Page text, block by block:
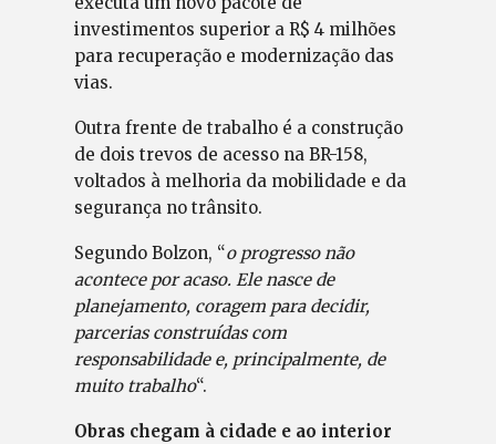
investimentos superior a R$ 4 milhões
para recuperação e modernização das
vias.
Outra frente de trabalho é a construção
de dois trevos de acesso na BR-158,
voltados à melhoria da mobilidade e da
segurança no trânsito.
Segundo Bolzon, “o progresso não
acontece por acaso. Ele nasce de
planejamento, coragem para decidir,
parcerias construídas com
responsabilidade e, principalmente, de
muito trabalho“.
Obras chegam à cidade e ao interior